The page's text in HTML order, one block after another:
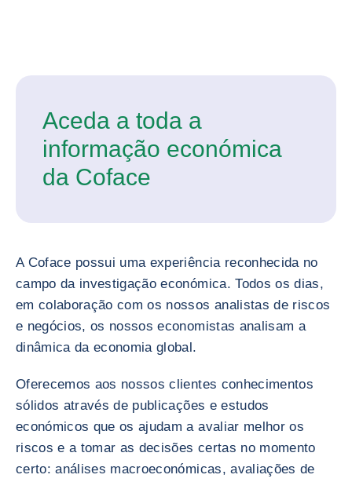
Aceda a toda a
informação económica
da Coface
A Coface possui uma experiência reconhecida no
campo da investigação económica. Todos os dias,
em colaboração com os nossos analistas de riscos
e negócios, os nossos economistas analisam a
dinâmica da economia global.
Oferecemos aos nossos clientes conhecimentos
sólidos através de publicações e estudos
económicos que os ajudam a avaliar melhor os
riscos e a tomar as decisões certas no momento
certo: análises macroeconómicas, avaliações de